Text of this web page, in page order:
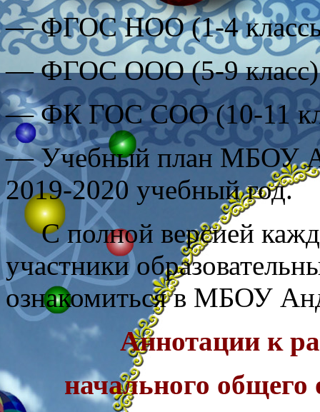
— ФГОС НОО (1-4
— ФГОС ООО (5-9 класс)
— ФК ГОС СОО (10-11
— Учебный план МБОУ
2019-2020 учебный год.
С полной версией
участники
ознакомиться в МБОУ
Аннотации к
начального общего